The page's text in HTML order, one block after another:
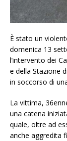
È stato un
domenica 13
l’intervento dei
e della Stazione
in soccorso di
La vittima,
una catena
quale, oltre ad
anche aggredita